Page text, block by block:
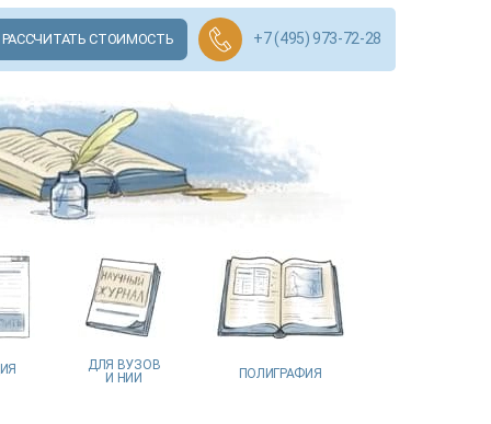
РАССЧИТАТЬ СТОИМОСТЬ +7 (495) 973-72-28
ДЛЯ ВУЗОВ
И НИИ
ПОЛИГРАФИЯ